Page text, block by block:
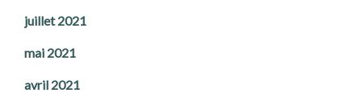
juillet 2021
mai 2021
avril 2021